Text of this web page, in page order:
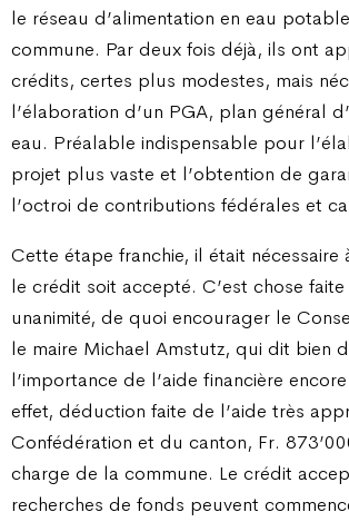
le réseau d’alimentation en eau
commune. Par deux fois déjà, ils ont
crédits, certes plus modestes, mais
l’élaboration d’un PGA, plan général
eau. Préalable indispensable pour
projet plus vaste et l’obtention de
l’octroi de contributions fédérales et
Cette étape franchie, il était nécessaire
le crédit soit accepté. C’est chose
unanimité, de quoi encourager le
le maire Michael Amstutz, qui dit bien
l’importance de l’aide financière
effet, déduction faite de l’aide très
Confédération et du canton, Fr.
charge de la commune. Le crédit
recherches de fonds peuvent